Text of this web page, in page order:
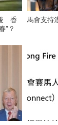
香
”？
馬會支持